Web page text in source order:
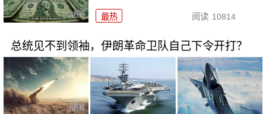
最热 阅读 10814
总统见不到领袖，伊朗革命卫队自己下令开打？